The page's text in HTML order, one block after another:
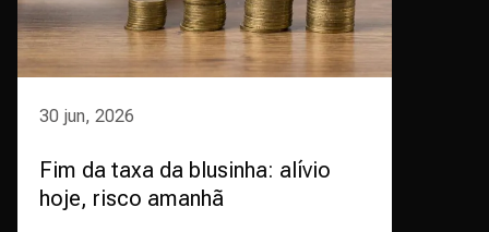
30 jun, 2026
Fim da taxa da blusinha: alívio
hoje, risco amanhã